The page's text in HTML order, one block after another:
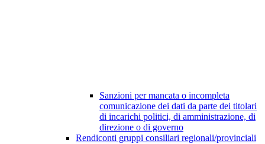
Sanzioni per mancata o incompleta
comunicazione dei dati da parte dei titolari
di incarichi politici, di amministrazione, di
direzione o di governo
Rendiconti gruppi consiliari regionali/provinciali